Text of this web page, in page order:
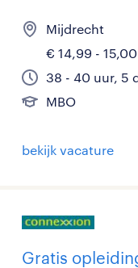
Mijdrecht
€ 14,99 -
38 - 40 uur, 5
MBO
bekijk vacature
Gratis